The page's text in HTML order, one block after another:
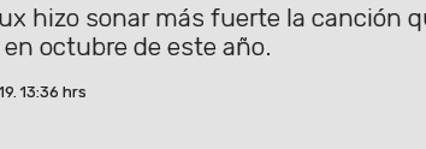
hizo sonar más fuerte la canción
octubre de este año.
13:36 hrs